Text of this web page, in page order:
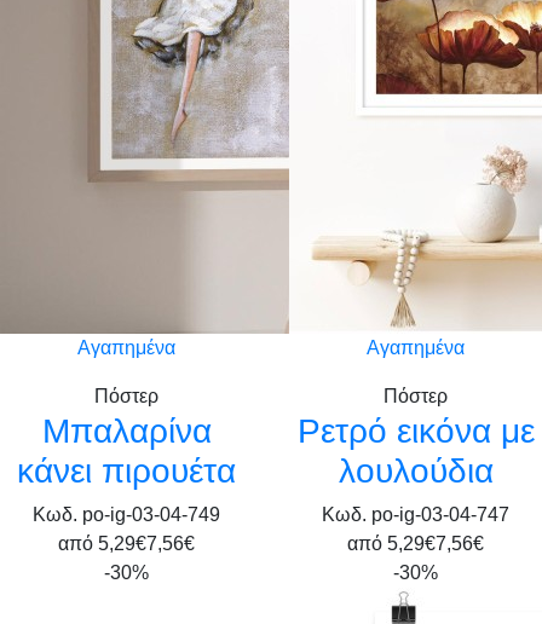
Αγαπημένα
Πόστερ
Μπαλαρίνα
κάνει πιρουέτα
Κωδ. po-ig-03-04-749
από 5,29€7,56€
Αγαπημένα
Πόστερ
Ρετρό εικόνα με
λουλούδια
Κωδ. po-ig-03-04-747
από 5,29€7,56€
-30%
-30%